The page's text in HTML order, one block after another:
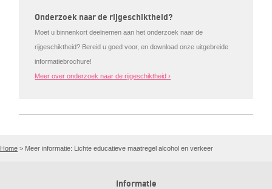
Onderzoek naar de rijgeschiktheid?
Moet u binnenkort deelnemen aan het onderzoek naar de
rijgeschiktheid? Bereid u goed voor, en download onze uitgebreide
informatiebrochure!
Meer over onderzoek naar de rijgeschiktheid ›
Home > Meer informatie: Lichte educatieve maatregel alcohol en verkeer
Informatie